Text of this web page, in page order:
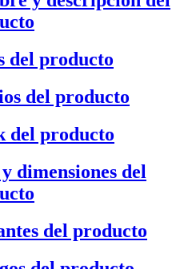
del producto
del producto
del producto
y dimensiones del
del producto